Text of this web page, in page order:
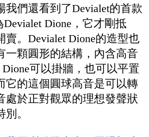
我們還看到了Devialet的首款
Devialet Dione，它才剛抵
賣。Devialet Dione的造型也
一顆圓形的結構，內含高音
可以掛牆，也可以平置
它的這個圓球高音是可以轉
處於正對觀眾的理想發聲狀
。